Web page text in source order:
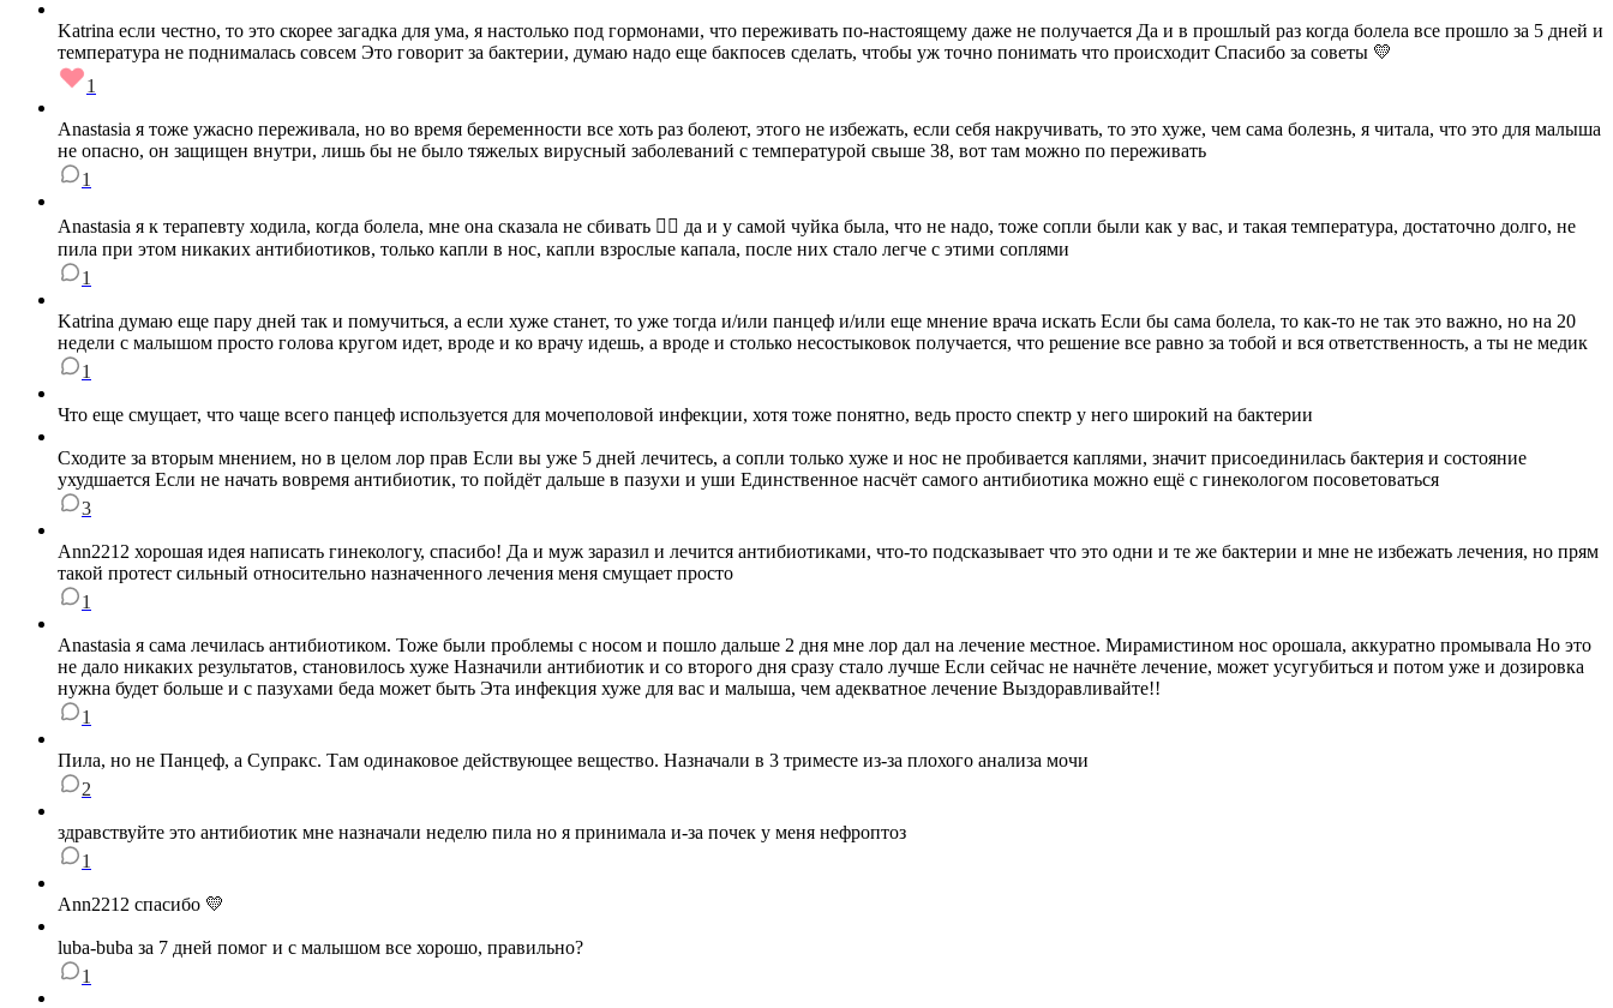
Katrina если честно, то это скорее загадка для ума, я настолько под гормонами, что переживать по-настоящему даже не получается Да и в прошлый раз когда болела все прошло за 5 дней и
температура не поднималась совсем Это говорит за бактерии, думаю надо еще бакпосев сделать, чтобы уж точно понимать что происходит Спасибо за советы 💛
1
Anastasia я тоже ужасно переживала, но во время беременности все хоть раз болеют, этого не избежать, если себя накручивать, то это хуже, чем сама болезнь, я читала, что это для малыша
не опасно, он защищен внутри, лишь бы не было тяжелых вирусный заболеваний с температурой свыше 38, вот там можно по переживать
1
Anastasia я к терапевту ходила, когда болела, мне она сказала не сбивать 🤷‍♀️ да и у самой чуйка была, что не надо, тоже сопли были как у вас, и такая температура, достаточно долго, не
пила при этом никаких антибиотиков, только капли в нос, капли взрослые капала, после них стало легче с этими соплями
1
Katrina думаю еще пару дней так и помучиться, а если хуже станет, то уже тогда и/или панцеф и/или еще мнение врача искать Если бы сама болела, то как-то не так это важно, но на 20
недели с малышом просто голова кругом идет, вроде и ко врачу идешь, а вроде и столько несостыковок получается, что решение все равно за тобой и вся ответственность, а ты не медик
1
Что еще смущает, что чаще всего панцеф используется для мочеполовой инфекции, хотя тоже понятно, ведь просто спектр у него широкий на бактерии
Сходите за вторым мнением, но в целом лор прав Если вы уже 5 дней лечитесь, а сопли только хуже и нос не пробивается каплями, значит присоединилась бактерия и состояние
ухудшается Если не начать вовремя антибиотик, то пойдёт дальше в пазухи и уши Единственное насчёт самого антибиотика можно ещё с гинекологом посоветоваться
3
Ann2212 хорошая идея написать гинекологу, спасибо! Да и муж заразил и лечится антибиотиками, что-то подсказывает что это одни и те же бактерии и мне не избежать лечения, но прям
такой протест сильный относительно назначенного лечения меня смущает просто
1
Anastasia я сама лечилась антибиотиком. Тоже были проблемы с носом и пошло дальше 2 дня мне лор дал на лечение местное. Мирамистином нос орошала, аккуратно промывала Но это
не дало никаких результатов, становилось хуже Назначили антибиотик и со второго дня сразу стало лучше Если сейчас не начнёте лечение, может усугубиться и потом уже и дозировка
нужна будет больше и с пазухами беда может быть Эта инфекция хуже для вас и малыша, чем адекватное лечение Выздоравливайте!!
1
Пила, но не Панцеф, а Супракс. Там одинаковое действующее вещество. Назначали в 3 триместе из-за плохого анализа мочи
2
здравствуйте это антибиотик мне назначали неделю пила но я принимала и-за почек у меня нефроптоз
1
Ann2212 спасибо 💛
luba-buba за 7 дней помог и с малышом все хорошо, правильно?
1